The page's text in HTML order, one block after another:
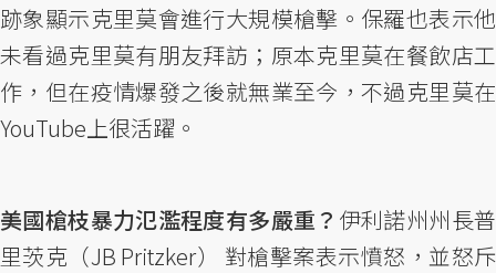
跡象顯示克里莫會進行大規模槍擊。保羅也表示他
未看過克里莫有朋友拜訪；原本克里莫在餐飲店工
作，但在疫情爆發之後就無業至今，不過克里莫在
YouTube上很活躍。
美國槍枝暴力氾濫程度有多嚴重？ 伊利諾州州長普
里茨克（JB Pritzker） 對槍擊案表示憤怒，並怒斥